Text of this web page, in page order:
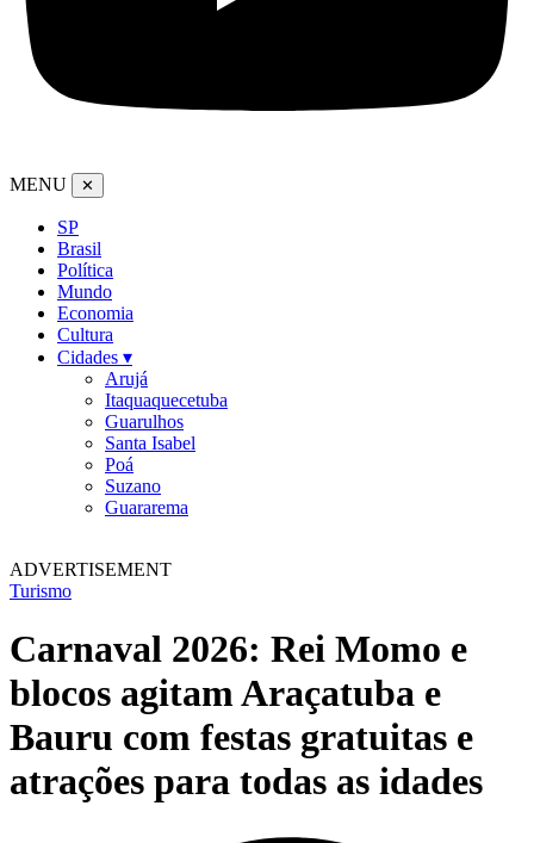
MENU ✕
SP
Brasil
Política
Mundo
Economia
Cultura
Cidades ▾
Arujá
Itaquaquecetuba
Guarulhos
Santa Isabel
Poá
Suzano
Guararema
ADVERTISEMENT
Turismo
Carnaval 2026: Rei Momo e
blocos agitam Araçatuba e
Bauru com festas gratuitas e
atrações para todas as idades